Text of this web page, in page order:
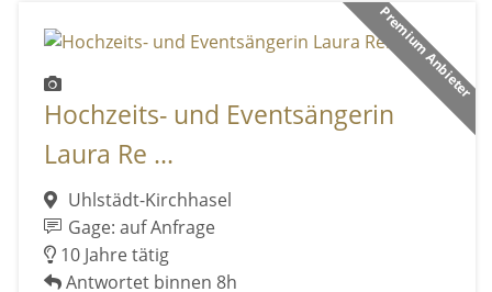
Premium Anbieter
Hochzeits- und Eventsängerin
Laura Re ...
Uhlstädt-Kirchhasel
Gage: auf Anfrage
10 Jahre tätig
Antwortet binnen 8h